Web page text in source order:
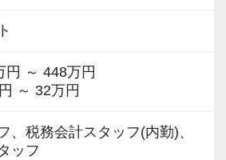
だ理由は？
験できる点に魅力を感じ、入
円 ～ 448万円
～ 32万円
、税務会計スタッフ(内勤)、
ッフ